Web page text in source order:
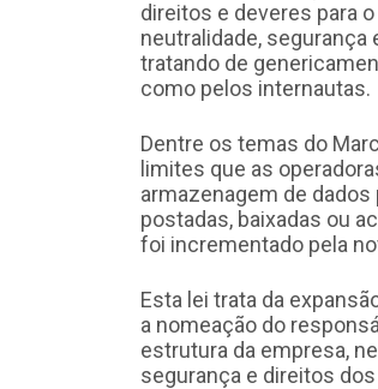
direitos e deveres para
neutralidade, segurança
tratando de
como pelos internautas.
Dentre os temas do
limites que as
armazenagem de
postadas, baixadas ou
foi incrementado pela
Esta lei trata da
a nomeação do
estrutura da empresa,
segurança e direitos